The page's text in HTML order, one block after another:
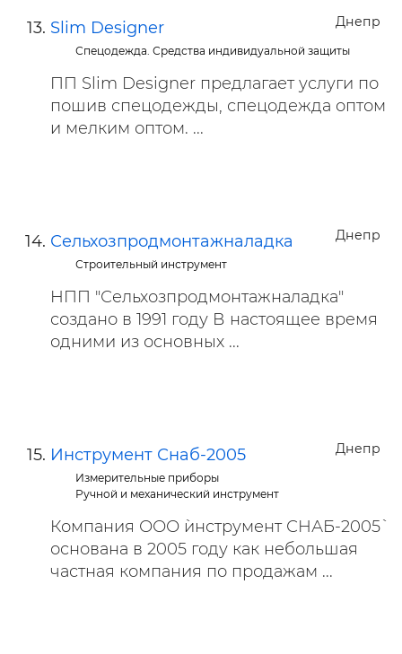
Днепр
Slim Designer
Спецодежда. Средства индивидуальной защиты
ПП Slim Designer предлагает услуги по
пошив спецодежды, спецодежда оптом
и мелким оптом. ...
Днепр
Сельхозпродмонтажналадка
Строительный инструмент
НПП "Сельхозпродмонтажналадка"
создано в 1991 году В настоящее время
одними из основных ...
Днепр
Инструмент Снаб-2005
Измерительные приборы
Ручной и механический инструмент
Компания ООО `инструмент СНАБ-2005`
основана в 2005 году как небольшая
частная компания по продажам ...